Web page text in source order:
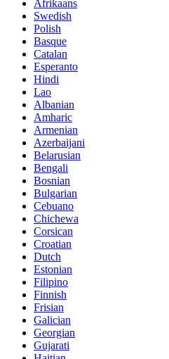
Afrikaans
Swedish
Polish
Basque
Catalan
Esperanto
Hindi
Lao
Albanian
Amharic
Armenian
Azerbaijani
Belarusian
Bengali
Bosnian
Bulgarian
Cebuano
Chichewa
Corsican
Croatian
Dutch
Estonian
Filipino
Finnish
Frisian
Galician
Georgian
Gujarati